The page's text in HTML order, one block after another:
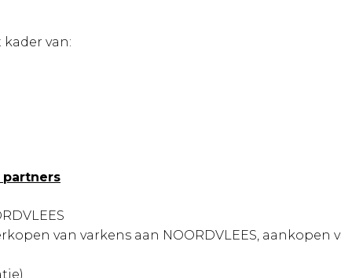
van:
partners
van varkens aan NOORDVLEES, aankopen